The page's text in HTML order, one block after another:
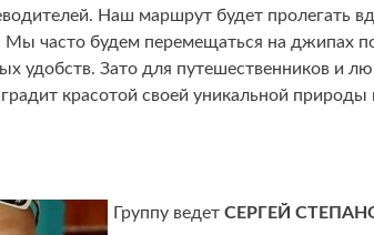
Наш маршрут будет пролегать
Мы часто будем перемещаться на джипах
удобств. Зато для путешественников и
красотой своей уникальной
Группу ведет СЕРГЕЙ